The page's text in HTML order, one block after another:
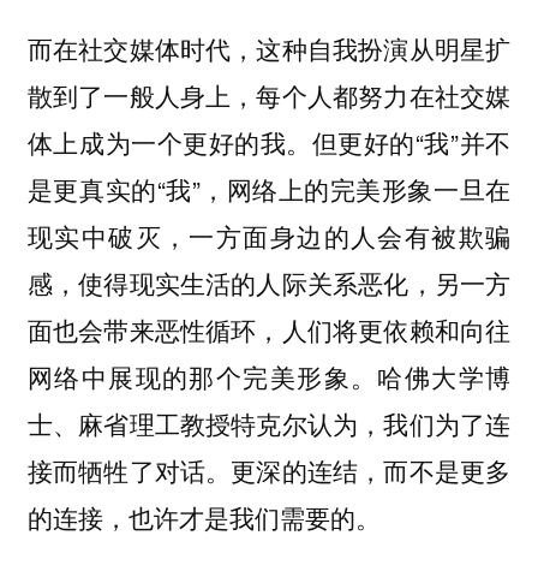
而在社交媒体时代，这种自我扮演从明星扩
散到了一般人身上，每个人都努力在社交媒
体上成为一个更好的我。但更好的“我”并不
是更真实的“我”，网络上的完美形象一旦在
现实中破灭，一方面身边的人会有被欺骗
感，使得现实生活的人际关系恶化，另一方
面也会带来恶性循环，人们将更依赖和向往
网络中展现的那个完美形象。哈佛大学博
士、麻省理工教授特克尔认为，我们为了连
接而牺牲了对话。更深的连结，而不是更多
的连接，也许才是我们需要的。